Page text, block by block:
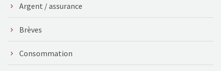
Argent / assurance
Brèves
Consommation